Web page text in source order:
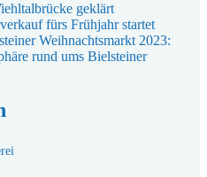
geklärt
fürs Frühjahr startet
Weihnachtsmarkt 2023:
rund ums Bielsteiner